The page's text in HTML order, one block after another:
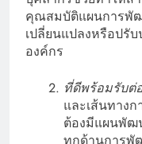
คุณสมบัติแผนการพั
เปลี่ยนแปลงหรือปรับ
องค์กร
ที่ดีพร้อมรับต่
และเส้นทาง
ต้องมีแผนพัฒ